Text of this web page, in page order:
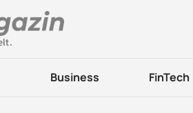
Business FinTech